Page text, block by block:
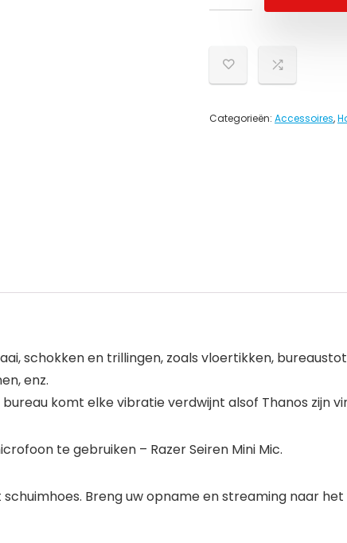
Categorieën: Accessoires,
schokken en trillingen, zoals vloertikken,
enz.
komt elke vibratie verdwijnt alsof Thanos zijn
te gebruiken – Razer Seiren Mini Mic.
schuimhoes. Breng uw opname en streaming naar